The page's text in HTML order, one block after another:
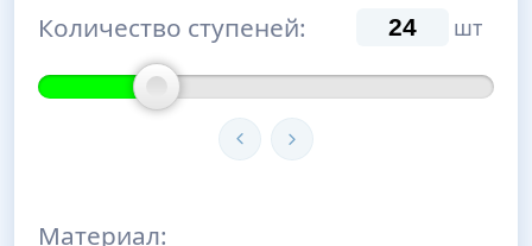
Количество ступеней: шт
Материал: